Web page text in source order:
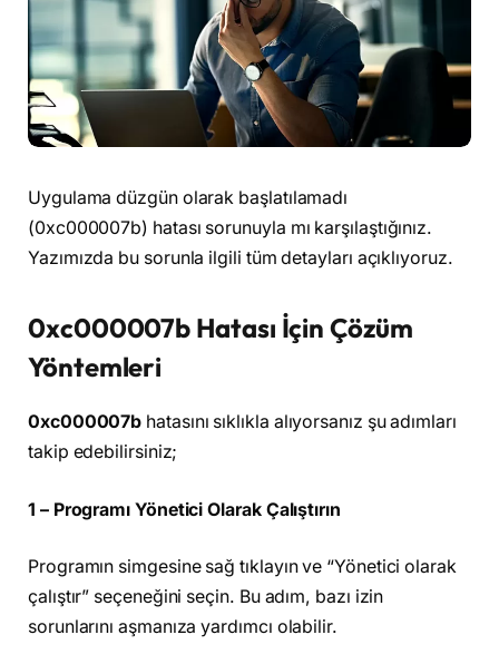
Uygulama düzgün olarak başlatılamadı
(0xc000007b) hatası sorunuyla mı karşılaştığınız.
Yazımızda bu sorunla ilgili tüm detayları açıklıyoruz.
0xc000007b Hatası İçin Çözüm
Yöntemleri
0xc000007b hatasını sıklıkla alıyorsanız şu adımları
takip edebilirsiniz;
1 – Programı Yönetici Olarak Çalıştırın
Programın simgesine sağ tıklayın ve “Yönetici olarak
çalıştır” seçeneğini seçin. Bu adım, bazı izin
sorunlarını aşmanıza yardımcı olabilir.